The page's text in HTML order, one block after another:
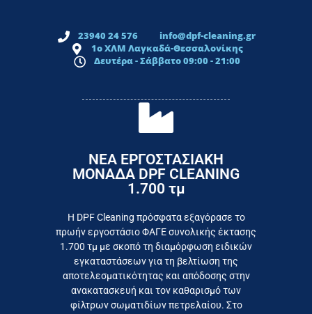
23940 24 576
info@dpf-cleaning.gr
1ο ΧΛΜ Λαγκαδά-Θεσσαλονίκης
Δευτέρα - Σάββατο 09:00 - 21:00
ΝΕΑ ΕΡΓΟΣΤΑΣΙΑΚΗ
ΜΟΝΑΔΑ DPF CLEANING
1.700 τμ
Η DPF Cleaning πρόσφατα εξαγόρασε το
πρωήν εργοστάσιο ΦΑΓΕ συνολικής έκτασης
1.700 τμ με σκοπό τη διαμόρφωση ειδικών
εγκαταστάσεων για τη βελτίωση της
αποτελεσματικότητας και απόδοσης στην
ανακατασκευή και τον καθαρισμό των
φίλτρων σωματιδίων πετρελαίου. Στο
Εργαζόμαστε καθημερινά για
το συμφέρον του τελικού
καταναλωτή